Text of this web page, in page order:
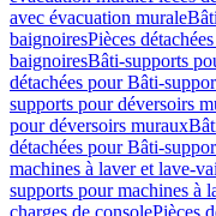
avec évacuation murale
baignoiresPièces
baignoiresBâti-supports
détachées pour Bâti-
supports pour déversoirs
pour déversoirs muraux
détachées pour Bâti-
machines à laver et lave-
supports pour machines à
charges de consolePièces